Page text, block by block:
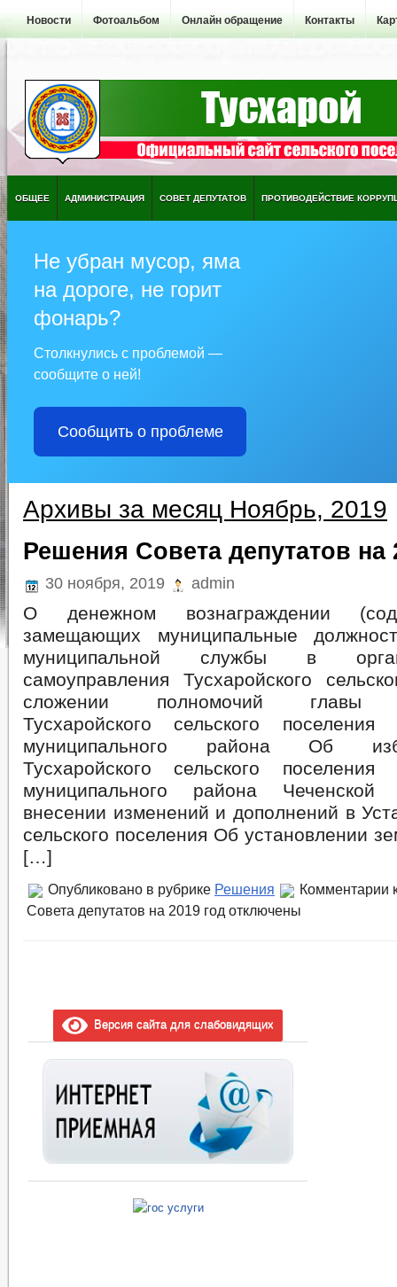
Новости Фотоальбом Онлайн обращение Контакты
ОБЩЕЕ АДМИНИСТРАЦИЯ СОВЕТ ДЕПУТАТОВ ПРОТИВОДЕЙСТВИЕ
Не убран мусор, яма
на дороге, не горит
фонарь?
Столкнулись с проблемой —
сообщите о ней!
Сообщить о проблеме
Архивы за месяц Ноябрь, 2019
Решения Совета депутатов на
30 ноября, 2019 admin
О денежном вознаграждении
замещающих муниципальные
муниципальной службы в
самоуправления Тусхаройского
сложении полномочий главы
Тусхаройского сельского поселения
муниципального района Об
Тусхаройского сельского поселения
муниципального района
внесении изменений и дополнений в
сельского поселения Об установлении
[…]
Опубликовано в рубрике Решения Комментарии
Совета депутатов на 2019 год отключены
Версия сайта для слабовидящих